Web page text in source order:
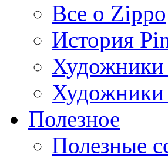
Все о Zippo
История
Художники
Художники
Полезное
Полезные